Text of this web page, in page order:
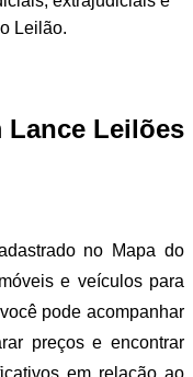
Leilão.
Lance Leilões
no Mapa do
e veículos para
pode acompanhar
preços e encontrar
em relação ao